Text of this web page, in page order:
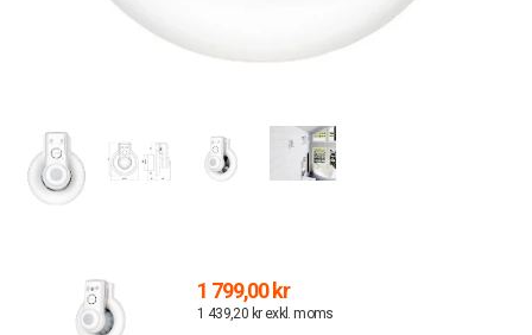
1 799,00 kr
1 439,20 kr exkl. moms